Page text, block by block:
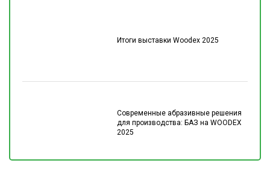
Итоги выставки Woodex 2025
Современные абразивные решения
для производства: БАЗ на WOODEX
2025